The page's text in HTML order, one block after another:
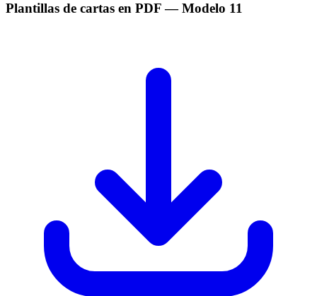
Plantillas de cartas en PDF— Modelo 11